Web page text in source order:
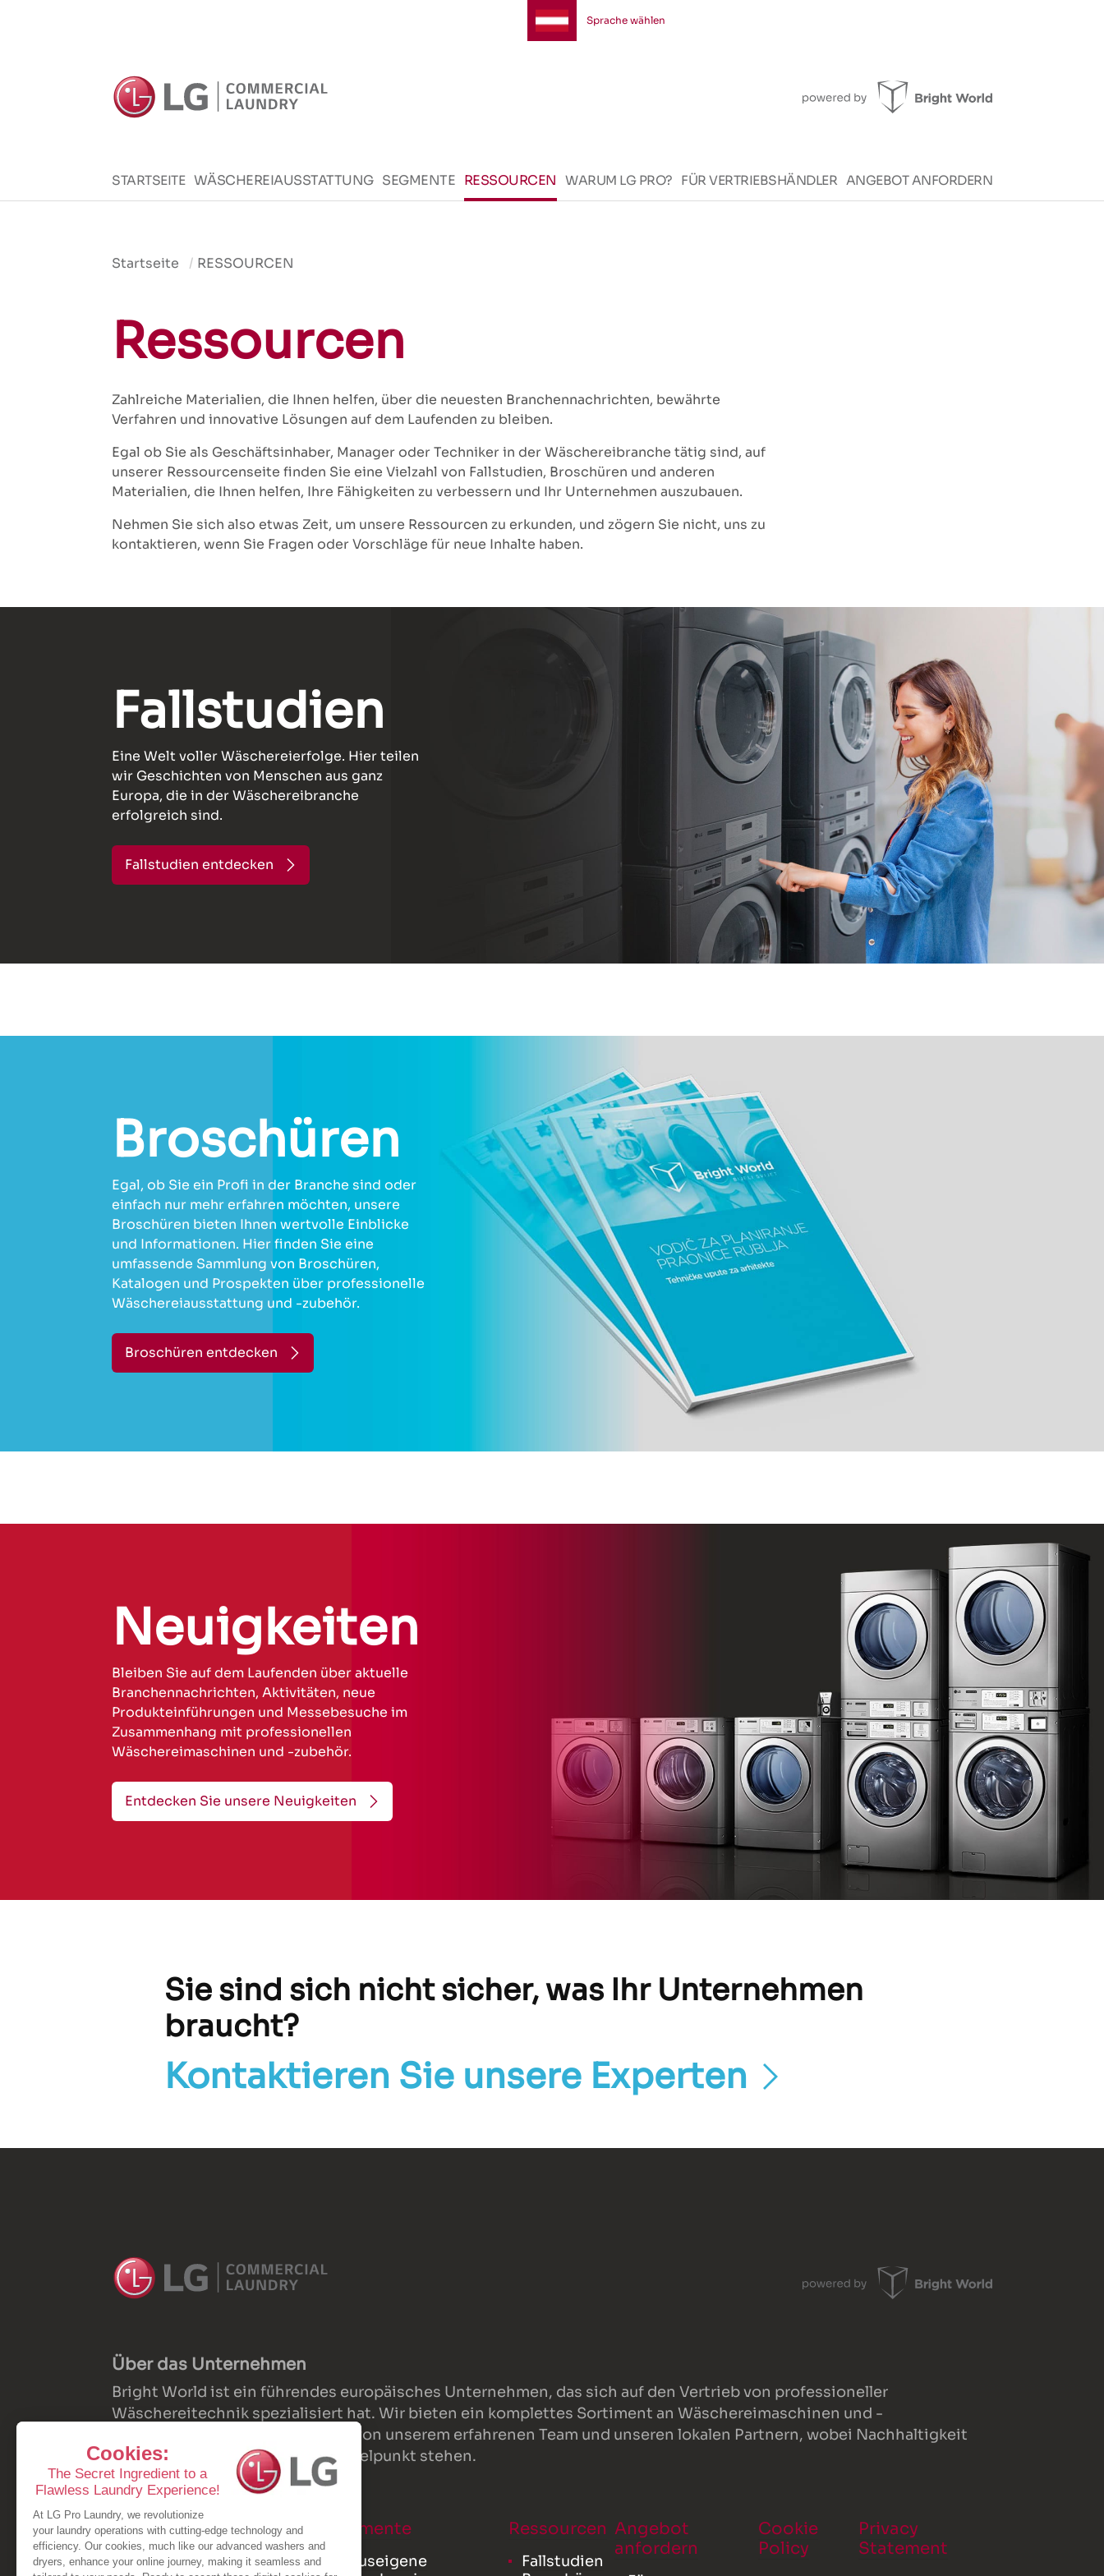
STARTSEITE WÄSCHEREIAUSSTATTUNG SEGMENTE RESSOURCEN WARUM LG PRO? FÜR VERTRIEBSHÄNDLER ANGEBOT ANFORDERN
Sprache wählen
Startseite RESSOURCEN
Ressourcen
Zahlreiche Materialien, die Ihnen helfen, über die neuesten Branchennachrichten, bewährte
Verfahren und innovative Lösungen auf dem Laufenden zu bleiben.
Egal ob Sie als Geschäftsinhaber, Manager oder Techniker in der Wäschereibranche tätig sind, auf
unserer Ressourcenseite finden Sie eine Vielzahl von Fallstudien, Broschüren und anderen
Materialien, die Ihnen helfen, Ihre Fähigkeiten zu verbessern und Ihr Unternehmen auszubauen.
Nehmen Sie sich also etwas Zeit, um unsere Ressourcen zu erkunden, und zögern Sie nicht, uns zu
kontaktieren, wenn Sie Fragen oder Vorschläge für neue Inhalte haben.
Fallstudien
Eine Welt voller Wäschereierfolge. Hier teilen
wir Geschichten von Menschen aus ganz
Europa, die in der Wäschereibranche
erfolgreich sind.
Fallstudien entdecken
Broschüren
Egal, ob Sie ein Profi in der Branche sind oder
einfach nur mehr erfahren möchten, unsere
Broschüren bieten Ihnen wertvolle Einblicke
und Informationen. Hier finden Sie eine
umfassende Sammlung von Broschüren,
Katalogen und Prospekten über professionelle
Wäschereiausstattung und -zubehör.
Broschüren entdecken
Neuigkeiten
Bleiben Sie auf dem Laufenden über aktuelle
Branchennachrichten, Aktivitäten, neue
Produkteinführungen und Messebesuche im
Zusammenhang mit professionellen
Wäschereimaschinen und -zubehör.
Entdecken Sie unsere Neuigkeiten
Sie sind sich nicht sicher, was Ihr Unternehmen
braucht?
Kontaktieren Sie unsere Experten
Über das Unternehmen
Bright World ist ein führendes europäisches Unternehmen, das sich auf den Vertrieb von professioneller
Wäschereitechnik spezialisiert hat. Wir bieten ein komplettes Sortiment an Wäschereimaschinen und -
dienstleistungen, bereitgestellt von unserem erfahrenen Team und unseren lokalen Partnern, wobei Nachhaltigkeit
und Kundenzufriedenheit im Mittelpunkt stehen.
Wäschereiausstattung
Gewerbliche
Segmente
Hauseigene
Ressourcen
Fallstudien
Angebot
anfordern
Cookie
Policy
Privacy
Statement